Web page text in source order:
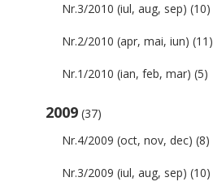
Nr.3/2010 (iul, aug, sep) (10)
Nr.2/2010 (apr, mai, iun) (11)
Nr.1/2010 (ian, feb, mar) (5)
2009 (37)
Nr.4/2009 (oct, nov, dec) (8)
Nr.3/2009 (iul, aug, sep) (10)